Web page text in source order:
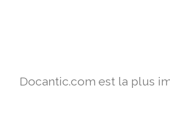
Docantic.com est la plus